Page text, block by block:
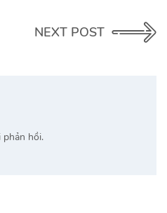
NEXT POST
phản hồi.